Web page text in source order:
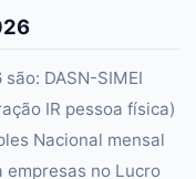
DASN-SIMEI
IR pessoa física)
Nacional mensal
empresas no Lucro